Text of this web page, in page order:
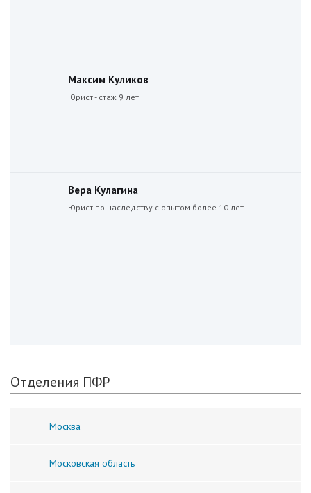
Максим Куликов
Юрист - стаж 9 лет
Вера Кулагина
Юрист по наследству с опытом более 10 лет
Отделения ПФР
Москва
Московская область